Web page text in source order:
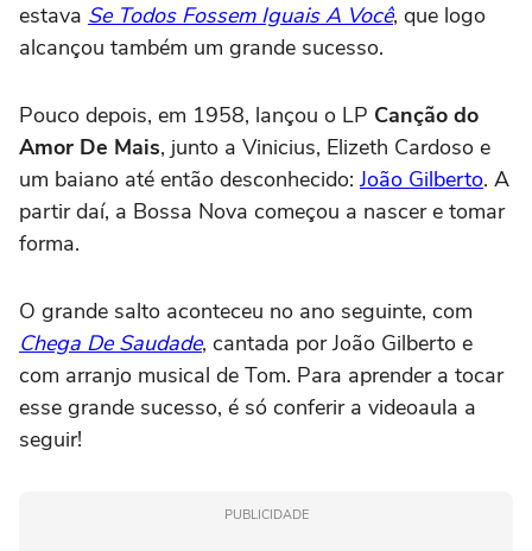
estava Se Todos Fossem Iguais A Você, que logo
alcançou também um grande sucesso.
Pouco depois, em 1958, lançou o LP Canção do
Amor De Mais, junto a Vinicius, Elizeth Cardoso e
um baiano até então desconhecido: João Gilberto. A
partir daí, a Bossa Nova começou a nascer e tomar
forma.
O grande salto aconteceu no ano seguinte, com
Chega De Saudade, cantada por João Gilberto e
com arranjo musical de Tom. Para aprender a tocar
esse grande sucesso, é só conferir a videoaula a
seguir!
PUBLICIDADE